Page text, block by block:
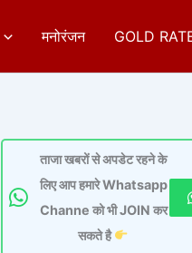
मनोरंजन GOLD
ताजा खबरों से अपडेट रहने के
लिए आप हमारे Whatsapp
Channe को भी JOIN कर
सकते है